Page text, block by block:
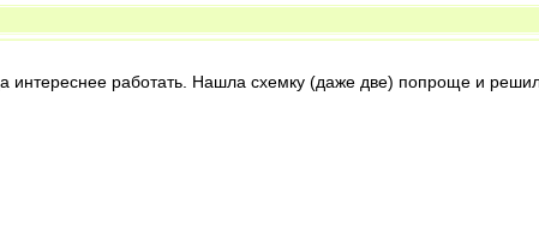
интереснее работать. Нашла схемку (даже две) попроще и